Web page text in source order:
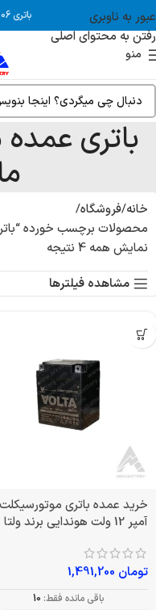
عبور به ناوبری
رفتن به محتوای اصلی
باتری 206
منو
باتری
خانه فروشگاه
محصولات برچسب خورده
نمایش همه 4 نتیجه
مشاهده فیلترها
آمپر 12 ولت هوندایی برند ولتا
تومان
باقی مانده فقط: 10